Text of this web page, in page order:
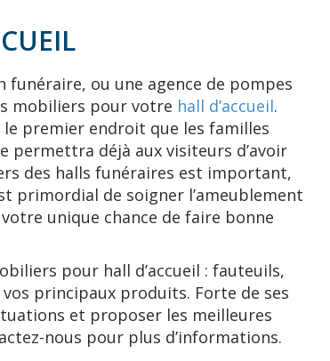
funéraire, ou une agence de pompes
mobiliers pour votre hall d’accueil.
le premier endroit que les familles
permettra déjà aux visiteurs d’avoir
des halls funéraires est important,
primordial de soigner l’ameublement
unique chance de faire bonne
pour hall d’accueil : fauteuils,
principaux produits. Forte de ses
et proposer les meilleures
nous pour plus d’informations.